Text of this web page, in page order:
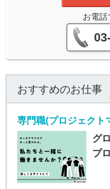
お電話
おすすめのお仕事
専門職(プロジェクト
グ
プ